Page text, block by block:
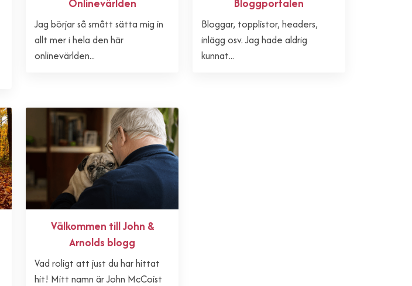
Onlinevärlden
Jag börjar så smått sätta mig in
allt mer i hela den här
onlinevärlden...
Bloggportalen
Bloggar, topplistor, headers,
inlägg osv. Jag hade aldrig
kunnat...
Välkommen till John &
Arnolds blogg
Vad roligt att just du har hittat
hit! Mitt namn är John McCoist